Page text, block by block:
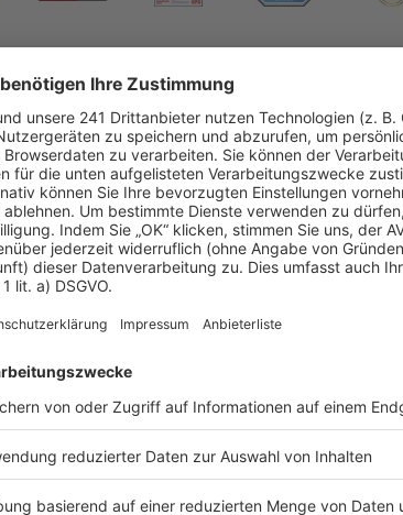
BEITZ Massivhaus im
Town &
Sie als erfahrener Partner
Massivhaus in der
Planung und
bei der